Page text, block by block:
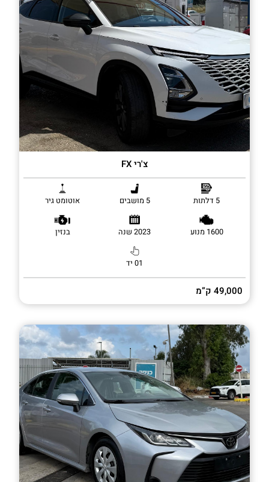
צ'רי FX
5 דלתות 5 מושבים אוטומט גיר
1600 מנוע 2023 שנה בנזין
01 יד
49,000 ק”מ